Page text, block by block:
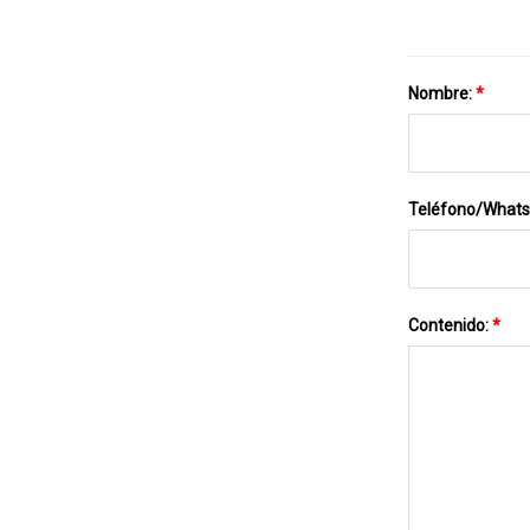
Nombre:*
Teléfono/
Contenido:*